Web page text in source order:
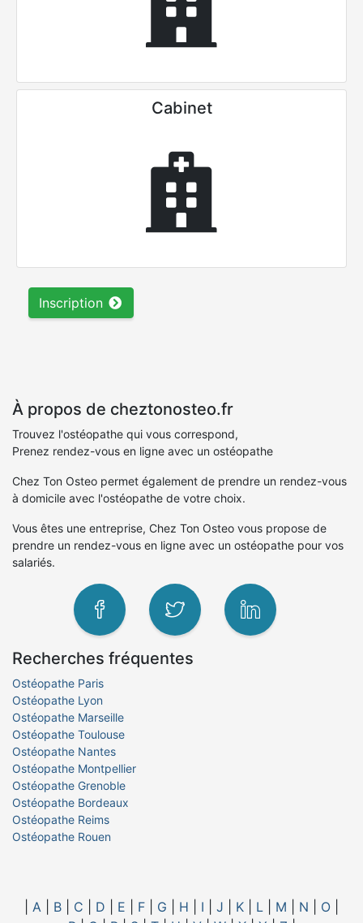
Cabinet
Inscription
À propos de cheztonosteo.fr
Trouvez l'ostéopathe qui vous correspond,
Prenez rendez-vous en ligne avec un ostéopathe
Chez Ton Osteo permet également de prendre un rendez-vous
à domicile avec l'ostéopathe de votre choix.
Vous êtes une entreprise, Chez Ton Osteo vous propose de
prendre un rendez-vous en ligne avec un ostéopathe pour vos
salariés.
Recherches fréquentes
Ostéopathe Paris
Ostéopathe Lyon
Ostéopathe Marseille
Ostéopathe Toulouse
Ostéopathe Nantes
Ostéopathe Montpellier
Ostéopathe Grenoble
Ostéopathe Bordeaux
Ostéopathe Reims
Ostéopathe Rouen
A B C D E F G H I J K L M N O